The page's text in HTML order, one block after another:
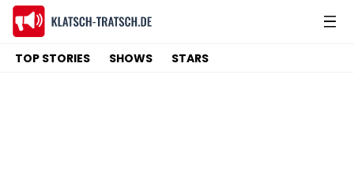
TOP STORIES SHOWS STARS